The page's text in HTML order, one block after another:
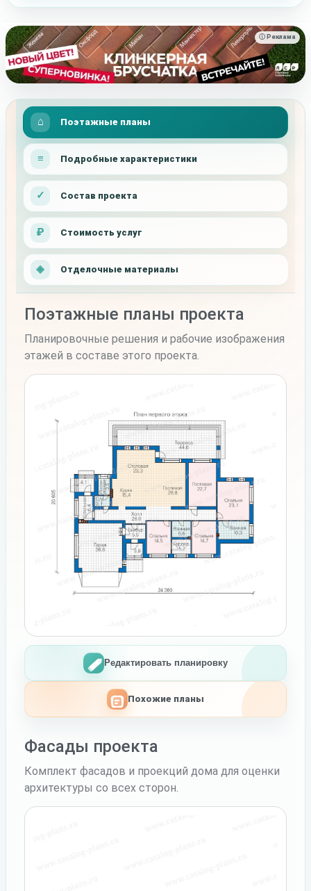
ⓘ Реклама
Поэтажные планы
Подробные характеристики
Состав проекта
Стоимость услуг
Отделочные материалы
Поэтажные планы проекта
Планировочные решения и рабочие изображения
этажей в составе этого проекта.
Редактировать планировку
Похожие планы
Фасады проекта
Комплект фасадов и проекций дома для оценки
архитектуры со всех сторон.